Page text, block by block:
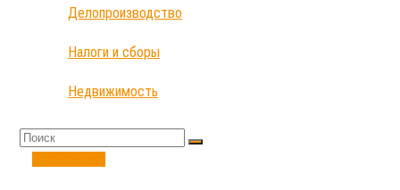
Делопроизводство
Налоги и сборы
Недвижимость